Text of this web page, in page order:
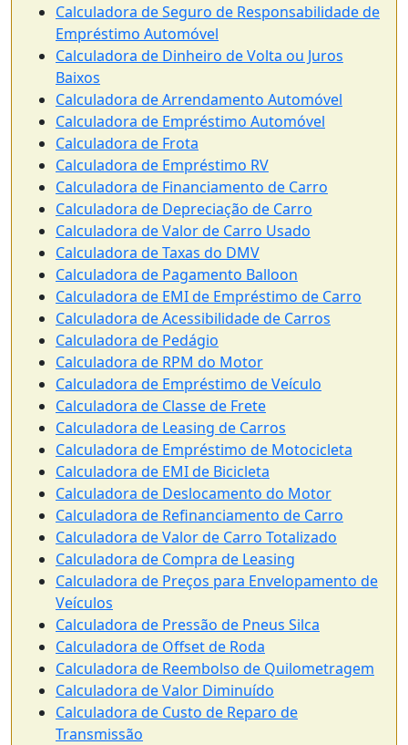
Calculadora de Seguro de Responsabilidade de
Empréstimo Automóvel
Calculadora de Dinheiro de Volta ou Juros
Baixos
Calculadora de Arrendamento Automóvel
Calculadora de Empréstimo Automóvel
Calculadora de Frota
Calculadora de Empréstimo RV
Calculadora de Financiamento de Carro
Calculadora de Depreciação de Carro
Calculadora de Valor de Carro Usado
Calculadora de Taxas do DMV
Calculadora de Pagamento Balloon
Calculadora de EMI de Empréstimo de Carro
Calculadora de Acessibilidade de Carros
Calculadora de Pedágio
Calculadora de RPM do Motor
Calculadora de Empréstimo de Veículo
Calculadora de Classe de Frete
Calculadora de Leasing de Carros
Calculadora de Empréstimo de Motocicleta
Calculadora de EMI de Bicicleta
Calculadora de Deslocamento do Motor
Calculadora de Refinanciamento de Carro
Calculadora de Valor de Carro Totalizado
Calculadora de Compra de Leasing
Calculadora de Preços para Envelopamento de
Veículos
Calculadora de Pressão de Pneus Silca
Calculadora de Offset de Roda
Calculadora de Reembolso de Quilometragem
Calculadora de Valor Diminuído
Calculadora de Custo de Reparo de
Transmissão